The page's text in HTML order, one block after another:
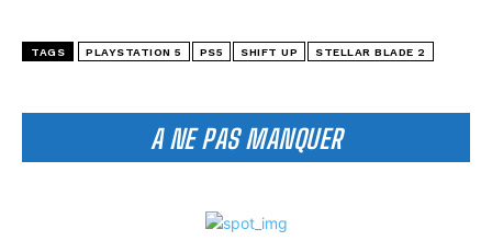
A NE PAS MANQUER
TAGS PLAYSTATION 5 PS5 SHIFT UP STELLAR BLADE 2